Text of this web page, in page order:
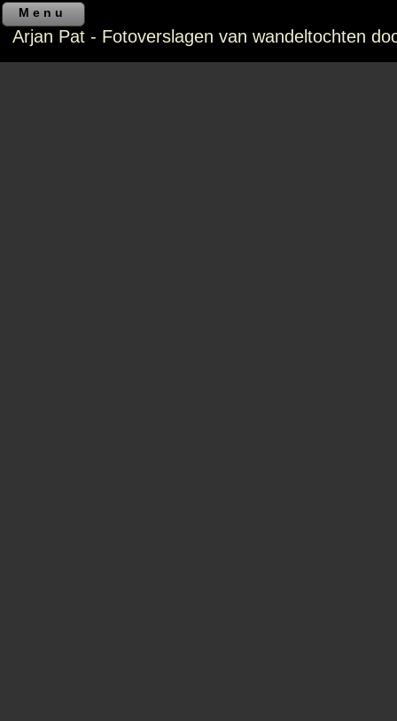
Menu
Arjan Pat - Fotoverslagen van wandeltochten